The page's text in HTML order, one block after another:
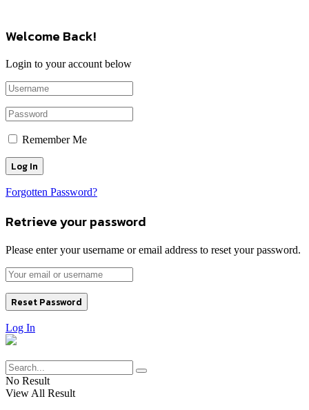
Welcome Back!
Login to your account below
Remember Me
Forgotten Password?
Retrieve your password
Please enter your username or email address to reset your password.
Log In
No Result
View All Result